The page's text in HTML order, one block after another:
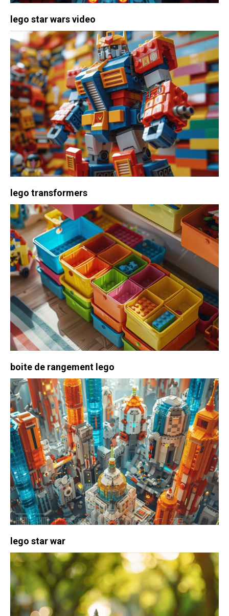
lego star wars video
lego transformers
boite de rangement lego
lego star war